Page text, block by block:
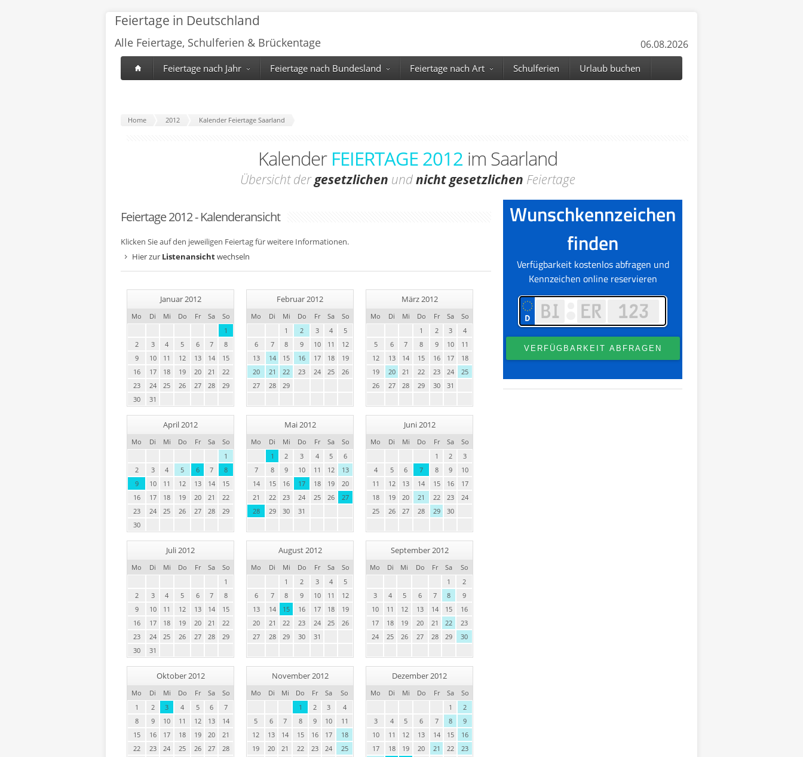
Feiertage in Deutschland
Alle Feiertage, Schulferien & Brückentage 06.08.2026
Feiertage nach Jahr Feiertage nach Bundesland Feiertage nach Art Schulferien Urlaub buchen
Home 2012 Kalender Feiertage Saarland
Kalender FEIERTAGE 2012 im Saarland
Übersicht dergesetzlichen undnicht gesetzlichen Feiertage
Feiertage 2012 - Kalenderansicht
Klicken Sie auf den jeweiligen Feiertag für weitere Informationen.
Hier zur Listenansichtwechseln
Januar 2012
Mo Di Mi Do Fr Sa
So
1
2
3 4 5 6 7
8
9
10 11 12 13 14
15
16
17 18 19 20 21
22
23
24 25 26 27 28
29
30
31
Februar 2012
Mo Di Mi Do Fr Sa
So
1
2 3 4
5
6
7 8 9 10 11
12
13
14 15 16 17 18
19
20
21 22 23 24 25
26
27
28 29
März 2012
Mo Di Mi Do Fr Sa
So
1
2 3
4
5
6 7 8 9 10
11
12
13 14 15 16 17
18
19
20 21 22 23 24
25
26
27 28 29 30 31
April 2012
Mo Di Mi Do Fr Sa
So
1
2
3 4 5 6 7
8
9
10 11 12 13 14
15
16
17 18 19 20 21
22
23
24 25 26 27 28
29
30
Mai 2012
Mo Di Mi Do Fr Sa
So
1
2 3 4 5
6
7
8 9 10 11 12
13
14
15 16 17 18 19
20
21
22 23 24 25 26
27
28
29 30 31
Juni 2012
Mo Di Mi Do Fr Sa
So
1
2
3
4
5 6 7 8 9
10
11
12 13 14 15 16
17
18
19 20 21 22 23
24
25
26 27 28 29 30
Juli 2012
Mo Di Mi Do Fr Sa
So
1
2
3 4 5 6 7
8
9
10 11 12 13 14
15
16
17 18 19 20 21
22
23
24 25 26 27 28
29
30
31
August 2012
Mo Di Mi Do Fr Sa
So
1
2 3 4
5
6
7 8 9 10 11
12
13
14 15 16 17 18
19
20
21 22 23 24 25
26
27
28 29 30 31
September 2012
Mo Di Mi Do Fr Sa
So
1
2
3
4 5 6 7 8
9
10
11 12 13 14 15
16
17
18 19 20 21 22
23
24
25 26 27 28 29 30
Oktober 2012
Mo Di Mi Do Fr Sa
So
1
2 3 4 5 6
7
8
9 10 11 12 13
14
15
16 17 18 19 20
21
22
23 24 25 26 27
28
November 2012
Mo Di Mi Do Fr Sa
So
1
2 3
4
5
6 7 8 9 10
11
12
13 14 15 16 17
18
19
20 21 22 23 24
25
Dezember 2012
Mo Di Mi Do Fr Sa
So
1
2
3
4 5 6 7 8
9
10
11 12 13 14 15
16
17
18 19 20 21 22
23